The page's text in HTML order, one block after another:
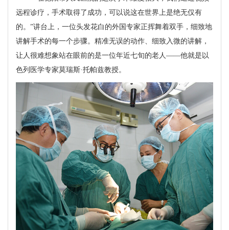
远程诊疗，手术取得了成功，可以说这在世界上是绝无仅有
的。”讲台上，一位头发花白的外国专家正挥舞着双手，细致地
讲解手术的每一个步骤。精准无误的动作、细致入微的讲解，
让人很难想象站在眼前的是一位年近七旬的老人——他就是以
色列医学专家莫瑞斯·托帕兹教授。